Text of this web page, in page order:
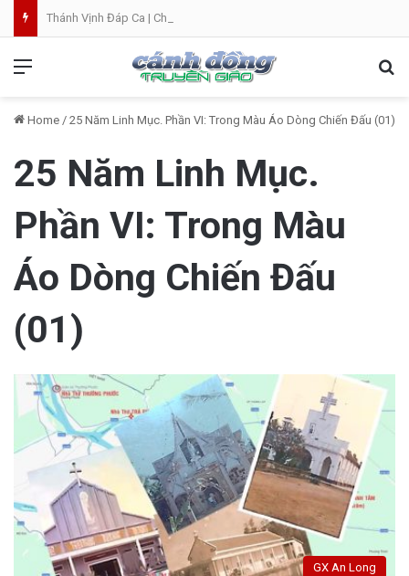
Thánh Vịnh Đáp Ca | Chúa Nhật 19 Thường Niên A
Home / 25 Năm Linh Mục. Phần VI: Trong Màu Áo Dòng Chiến Đấu (01)
25 Năm Linh Mục.
Phần VI: Trong Màu
Áo Dòng Chiến Đấu
(01)
GX An Long